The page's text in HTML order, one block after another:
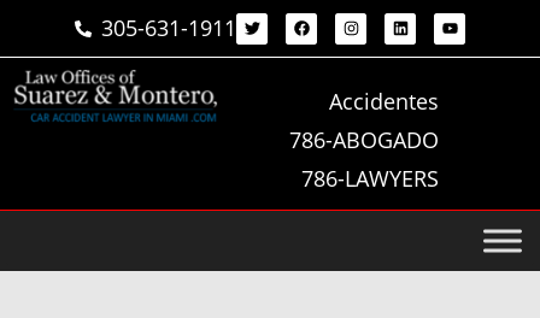
305-631-1911
Accidentes
786-ABOGADO
786-LAWYERS